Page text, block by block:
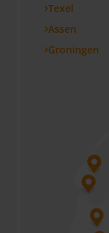
Texel
Assen
Groningen